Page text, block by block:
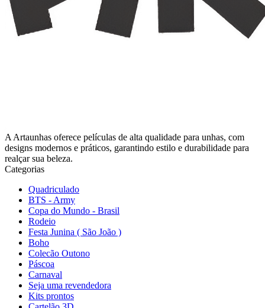
A Artaunhas oferece películas de alta qualidade para unhas, com
designs modernos e práticos, garantindo estilo e durabilidade para
realçar sua beleza.
Categorias
Quadriculado
BTS - Army
Copa do Mundo - Brasil
Rodeio
Festa Junina ( São João )
Boho
Colecão Outono
Páscoa
Carnaval
Seja uma revendedora
Kits prontos